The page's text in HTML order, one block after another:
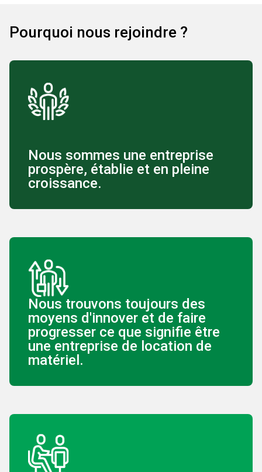
Pourquoi nous rejoindre ?
Nous sommes une entreprise
prospère, établie et en pleine
croissance.
Nous trouvons toujours des
moyens d'innover et de faire
progresser ce que signifie être
une entreprise de location de
matériel.